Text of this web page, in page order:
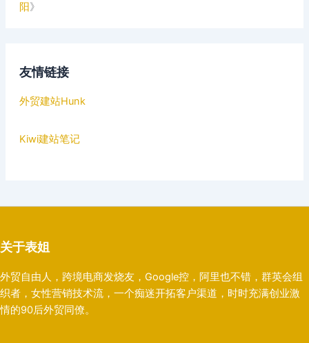
阳》
友情链接
外贸建站Hunk
Kiwi建站笔记
关于表姐
外贸自由人，跨境电商发烧友，Google控，阿里也不错，群英会组
织者，女性营销技术流，一个痴迷开拓客户渠道，时时充满创业激
情的90后外贸同僚。